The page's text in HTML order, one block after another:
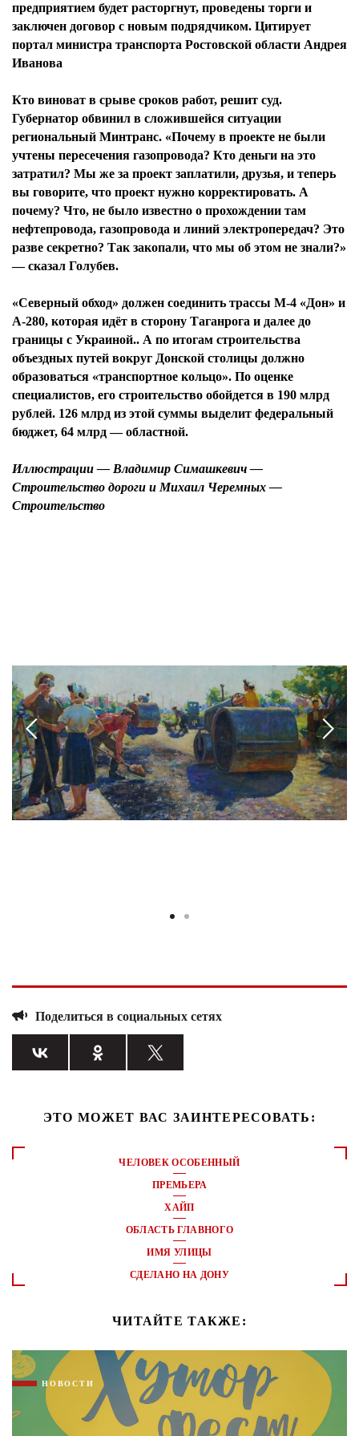
предприятием будет расторгнут, проведены торги и
заключен договор с новым подрядчиком. Цитирует
портал министра транспорта Ростовской области Андрея
Иванова
Кто виноват в срыве сроков работ, решит суд.
Губернатор обвинил в сложившейся ситуации
региональный Минтранс. «Почему в проекте не были
учтены пересечения газопровода? Кто деньги на это
затратил? Мы же за проект заплатили, друзья, и теперь
вы говорите, что проект нужно корректировать. А
почему? Что, не было известно о прохождении там
нефтепровода, газопровода и линий электропередач? Это
разве секретно? Так закопали, что мы об этом не знали?»
— сказал Голубев.
«Северный обход» должен соединить трассы М-4 «Дон» и
А-280, которая идёт в сторону Таганрога и далее до
границы с Украиной.. А по итогам строительства
объездных путей вокруг Донской столицы должно
образоваться «транспортное кольцо». По оценке
специалистов, его строительство обойдется в 190 млрд
рублей. 126 млрд из этой суммы выделит федеральный
бюджет, 64 млрд — областной.
Иллюстрации — Владимир Симашкевич —
Строительство дороги и Михаил Черемных —
Строительство
Поделиться в социальных сетях
ЭТО МОЖЕТ ВАС ЗАИНТЕРЕСОВАТЬ:
ЧЕЛОВЕК ОСОБЕННЫЙ
ПРЕМЬЕРА
ХАЙП
ОБЛАСТЬ ГЛАВНОГО
ИМЯ УЛИЦЫ
СДЕЛАНО НА ДОНУ
ЧИТАЙТЕ ТАКЖЕ:
НОВОСТИ